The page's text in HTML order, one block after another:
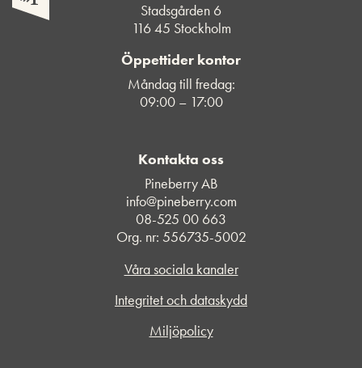
Stadsgården 6
116 45 Stockholm
Öppettider kontor
Måndag till fredag:
09:00 – 17:00
Kontakta oss
Pineberry AB
info@pineberry.com
08-525 00 663
Org. nr: 556735-5002
Våra sociala kanaler
Integritet och dataskydd
Miljöpolicy